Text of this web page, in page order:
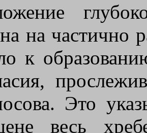
на частично
к
Это
весь